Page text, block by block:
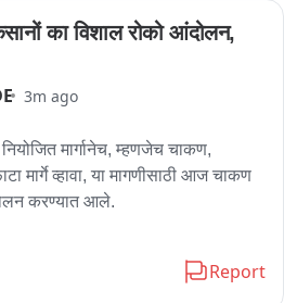
का विशाल रोको आंदोलन,
3m ago
मार्गानेच, म्हणजेच चाकण,
व्हावा, या मागणीसाठी आज चाकण
करण्यात आले.
सुरू असल्याचा आरोप आंदोलकांनी केला
Report